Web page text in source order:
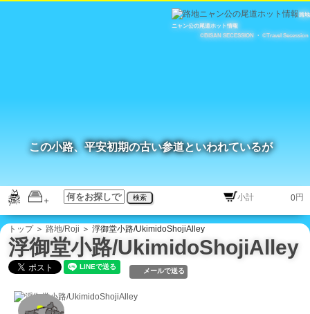
路地
ニャン公の尾道ホット情報
©BISAN SECESSION
・ ©Travel Secession
検索 円
この小路、平安初期の古い参道といわれているが
トップ＞ 路地/Roji ＞ 浮御堂小路/UkimidoShojiAlley
浮御堂小路/UkimidoShojiAlley
メールで送る